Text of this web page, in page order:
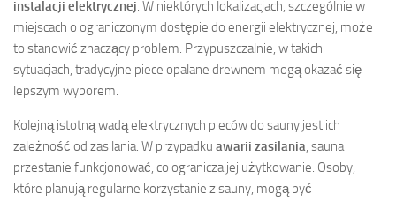
instalacji elektrycznej. W niektórych lokalizacjach, szczególnie w
miejscach o ograniczonym dostępie do energii elektrycznej, może
to stanowić znaczący problem. Przypuszczalnie, w takich
sytuacjach, tradycyjne piece opalane drewnem mogą okazać się
lepszym wyborem.
Kolejną istotną wadą elektrycznych pieców do sauny jest ich
zależność od zasilania. W przypadku awarii zasilania, sauna
przestanie funkcjonować, co ogranicza jej użytkowanie. Osoby,
które planują regularne korzystanie z sauny, mogą być